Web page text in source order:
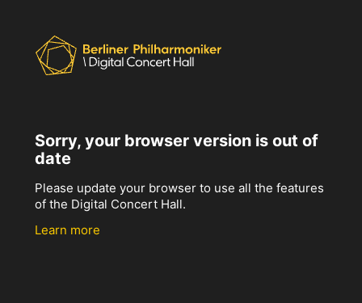
Sorry, your browser version is out of
date
Please update your browser to use all the features
of the Digital Concert Hall.
Learn more